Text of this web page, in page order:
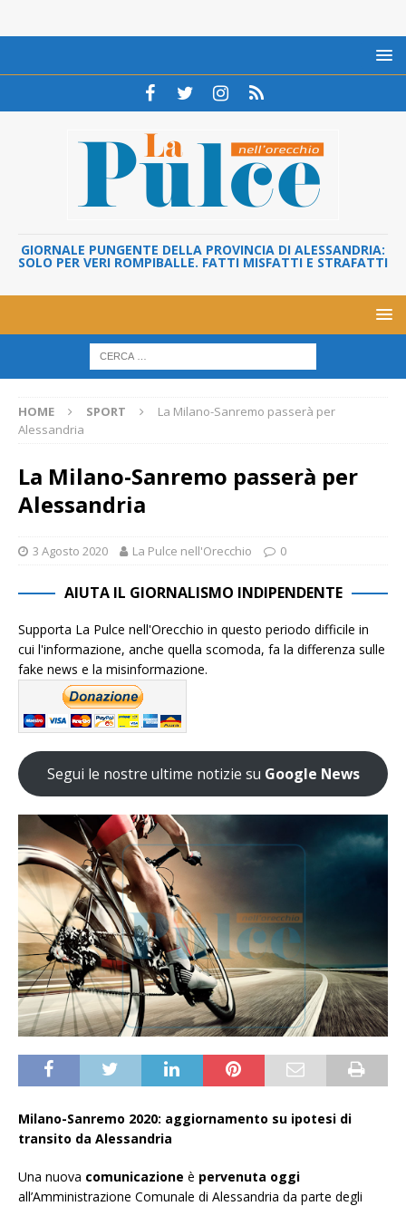
GIORNALE PUNGENTE DELLA PROVINCIA DI ALESSANDRIA:
SOLO PER VERI ROMPIBALLE. FATTI MISFATTI E STRAFATTI
HOME SPORT
La Milano-Sanremo passerà per
Alessandria
La Milano-Sanremo passerà per
Alessandria
3 Agosto 2020 La Pulce nell'Orecchio 0
AIUTA IL GIORNALISMO INDIPENDENTE
Supporta La Pulce nell'Orecchio in questo periodo difficile in
cui l'informazione, anche quella scomoda, fa la differenza sulle
fake news e la misinformazione.
Segui le nostre ultime notizie su Google News
Milano-Sanremo 2020: aggiornamento su ipotesi di
transito da Alessandria
Una nuova comunicazione è pervenuta oggi
all’Amministrazione Comunale di Alessandria da parte degli